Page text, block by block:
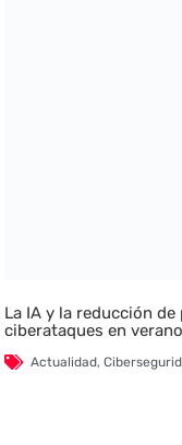
La IA y la reducción
ciberataques en verano
Actualidad,